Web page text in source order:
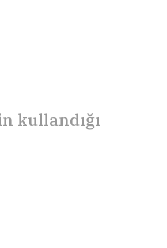
kullandığı